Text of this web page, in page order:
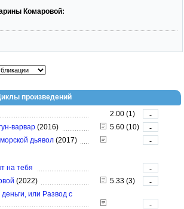
Комаровой:
произведений
2.00 (1)
-
варвар (2016) 5.60 (10)
-
дьявол (2017) -
на тебя
-
(2022) 5.33 (3)
-
или Развод с
-